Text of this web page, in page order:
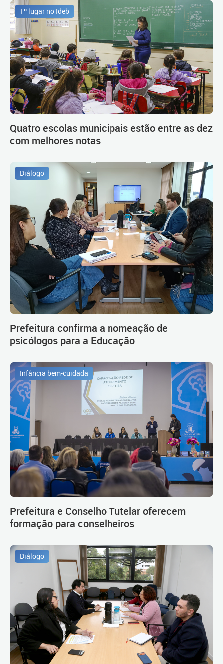
1º lugar no Ideb
Quatro escolas municipais estão entre as dez
com melhores notas
Diálogo
Prefeitura confirma a nomeação de
psicólogos para a Educação
Infância bem-cuidada
Prefeitura e Conselho Tutelar oferecem
formação para conselheiros
Diálogo